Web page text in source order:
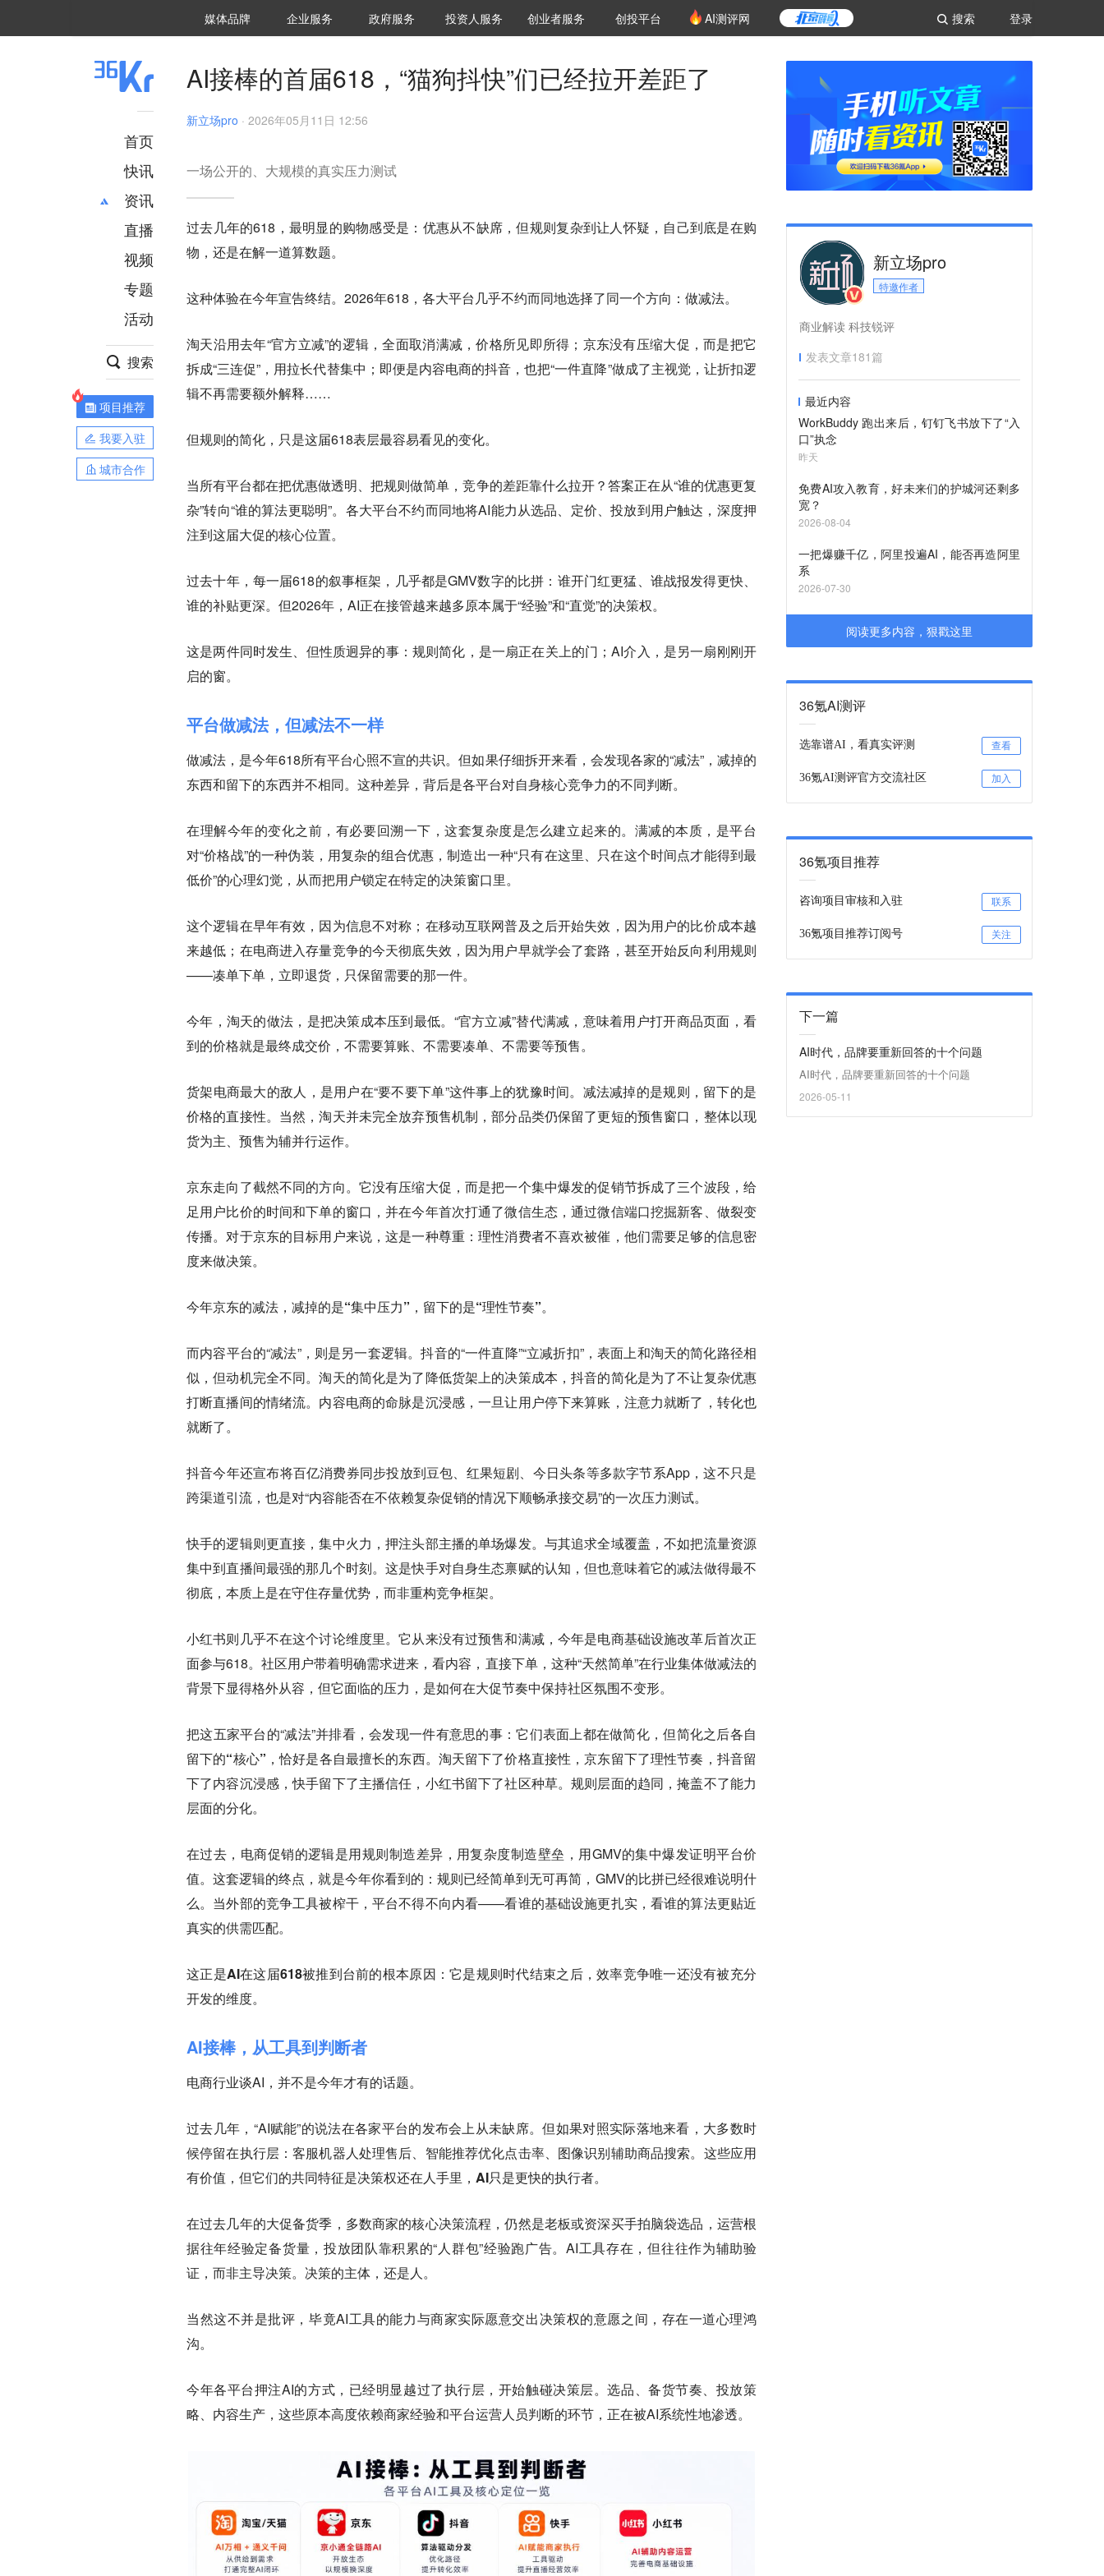
登录
搜索
媒体品牌 36Kr研究院
企业服务 城市之窗
政府服务 VClub投资机构库
投资机构职位推介
投资人服务 创投氪堂
创业者服务 创投平台 AI测评网
首页
快讯
资讯
推荐
财经
项目推荐
安徽
直播
视频
专题
活动
搜索
项目推荐
我要入驻
城市合作
AI接棒的首届618，“猫狗抖快”们已经拉开差距了
新立场pro · 2026年05月11日 12:56
一场公开的、大规模的真实压力测试
过去几年的618，最明显的购物感受是：优惠从不缺席，但规则复杂到让人怀疑，自己到底是在购
物，还是在解一道算数题。
这种体验在今年宣告终结。2026年618，各大平台几乎不约而同地选择了同一个方向：做减法。
淘天沿用去年“官方立减”的逻辑，全面取消满减，价格所见即所得；京东没有压缩大促，而是把它
拆成“三连促”，用拉长代替集中；即便是内容电商的抖音，也把“一件直降”做成了主视觉，让折扣逻
辑不再需要额外解释……
但规则的简化，只是这届618表层最容易看见的变化。
当所有平台都在把优惠做透明、把规则做简单，竞争的差距靠什么拉开？答案正在从“谁的优惠更复
杂”转向“谁的算法更聪明”。各大平台不约而同地将AI能力从选品、定价、投放到用户触达，深度押
注到这届大促的核心位置。
过去十年，每一届618的叙事框架，几乎都是GMV数字的比拼：谁开门红更猛、谁战报发得更快、
谁的补贴更深。但2026年，AI正在接管越来越多原本属于“经验”和“直觉”的决策权。
这是两件同时发生、但性质迥异的事：规则简化，是一扇正在关上的门；AI介入，是另一扇刚刚开
启的窗。
平台做减法，但减法不一样
做减法，是今年618所有平台心照不宣的共识。但如果仔细拆开来看，会发现各家的“减法”，减掉的
东西和留下的东西并不相同。这种差异，背后是各平台对自身核心竞争力的不同判断。
在理解今年的变化之前，有必要回溯一下，这套复杂度是怎么建立起来的。满减的本质，是平台
对“价格战”的一种伪装，用复杂的组合优惠，制造出一种“只有在这里、只在这个时间点才能得到最
低价”的心理幻觉，从而把用户锁定在特定的决策窗口里。
这个逻辑在早年有效，因为信息不对称；在移动互联网普及之后开始失效，因为用户的比价成本越
来越低；在电商进入存量竞争的今天彻底失效，因为用户早就学会了套路，甚至开始反向利用规则
——凑单下单，立即退货，只保留需要的那一件。
今年，淘天的做法，是把决策成本压到最低。“官方立减”替代满减，意味着用户打开商品页面，看
到的价格就是最终成交价，不需要算账、不需要凑单、不需要等预售。
货架电商最大的敌人，是用户在“要不要下单”这件事上的犹豫时间。 减法减掉的是规则，留下的是
价格的直接性。 当然，淘天并未完全放弃预售机制，部分品类仍保留了更短的预售窗口，整体以现
货为主、预售为辅并行运作。
京东走向了截然不同的方向。它没有压缩大促，而是把一个集中爆发的促销节拆成了三个波段，给
足用户比价的时间和下单的窗口，并在今年首次打通了微信生态，通过微信端口挖掘新客、做裂变
传播。对于京东的目标用户来说，这是一种尊重：理性消费者不喜欢被催，他们需要足够的信息密
度来做决策。
今年京东的减法，减掉的是“集中压力”，留下的是“理性节奏”。
而内容平台的“减法”，则是另一套逻辑。抖音的“一件直降”“立减折扣”，表面上和淘天的简化路径相
似，但动机完全不同。淘天的简化是为了降低货架上的决策成本，抖音的简化是为了不让复杂优惠
打断直播间的情绪流。内容电商的命脉是沉浸感，一旦让用户停下来算账，注意力就断了，转化也
就断了。
抖音今年还宣布将百亿消费券同步投放到豆包、红果短剧、今日头条等多款字节系App，这不只是
跨渠道引流，也是对“内容能否在不依赖复杂促销的情况下顺畅承接交易”的一次压力测试。
快手的逻辑则更直接，集中火力，押注头部主播的单场爆发。与其追求全域覆盖，不如把流量资源
集中到直播间最强的那几个时刻。这是快手对自身生态禀赋的认知，但也意味着它的减法做得最不
彻底，本质上是在守住存量优势，而非重构竞争框架。
小红书则几乎不在这个讨论维度里。它从来没有过预售和满减，今年是电商基础设施改革后首次正
面参与618。社区用户带着明确需求进来，看内容，直接下单，这种“天然简单”在行业集体做减法的
背景下显得格外从容，但它面临的压力，是如何在大促节奏中保持社区氛围不变形。
把这五家平台的“减法”并排看，会发现一件有意思的事：它们表面上都在做简化，但简化之后各自
留下的“核心”，恰好是各自最擅长的东西。淘天留下了价格直接性，京东留下了理性节奏，抖音留
下了内容沉浸感，快手留下了主播信任，小红书留下了社区种草。规则层面的趋同，掩盖不了能力
层面的分化。
在过去，电商促销的逻辑是用规则制造差异，用复杂度制造壁垒，用GMV的集中爆发证明平台价
值。这套逻辑的终点，就是今年你看到的：规则已经简单到无可再简，GMV的比拼已经很难说明什
么。当外部的竞争工具被榨干，平台不得不向内看——看谁的基础设施更扎实，看谁的算法更贴近
真实的供需匹配。
这正是AI在这届618被推到台前的根本原因：它是规则时代结束之后，效率竞争唯一还没有被充分
开发的维度。
AI接棒，从工具到判断者
电商行业谈AI，并不是今年才有的话题。
过去几年，“AI赋能”的说法在各家平台的发布会上从未缺席。但如果对照实际落地来看，大多数时
候停留在执行层：客服机器人处理售后、智能推荐优化点击率、图像识别辅助商品搜索。这些应用
有价值， 但它们的共同特征是决策权还在人手里，AI只是更快的执行者。
在过去几年的大促备货季，多数商家的核心决策流程，仍然是老板或资深买手拍脑袋选品，运营根
据往年经验定备货量，投放团队靠积累的“人群包”经验跑广告。AI工具存在，但往往作为辅助验
证，而非主导决策。决策的主体，还是人。
当然这不并是批评，毕竟AI工具的能力与商家实际愿意交出决策权的意愿之间，存在一道心理鸿
沟。
今年各平台押注AI的方式，已经明显越过了执行层，开始触碰决策层。选品、备货节奏、投放策
略、内容生产，这些原本高度依赖商家经验和平台运营人员判断的环节，正在被AI系统性地渗透。
新立场pro
特邀作者
商业解读 科技锐评
发表文章181篇
最近内容
WorkBuddy 跑出来后，钉钉飞书放下了“入
口”执念
昨天
免费AI攻入教育，好未来们的护城河还剩多
宽？
2026-08-04
一把爆赚千亿，阿里投遍AI，能否再造阿里
系
2026-07-30
阅读更多内容，狠戳这里
36氪AI测评
选靠谱AI，看真实评测 查看
36氪AI测评官方交流社区 加入
36氪项目推荐
咨询项目审核和入驻 联系
36氪项目推荐订阅号 关注
下一篇
AI时代，品牌要重新回答的十个问题
AI时代，品牌要重新回答的十个问题
2026-05-11